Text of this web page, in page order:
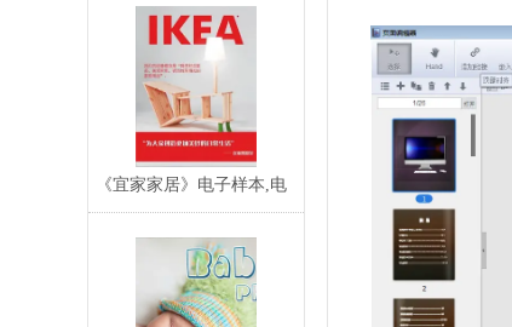
《宜家家居》电子样本,电